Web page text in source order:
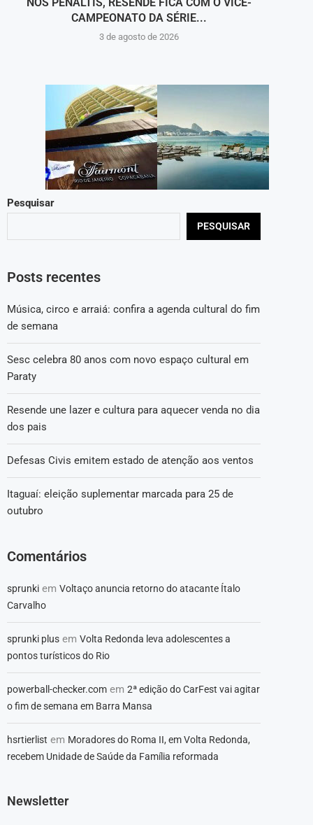
CAMPEONATO DA SÉRIE...
3 de agosto de 2026
Pesquisar
PESQUISAR
Posts recentes
Música, circo e arraiá: confira a agenda cultural do fim
de semana
Sesc celebra 80 anos com novo espaço cultural em
Paraty
Resende une lazer e cultura para aquecer venda no dia
dos pais
Defesas Civis emitem estado de atenção aos ventos
Itaguaí: eleição suplementar marcada para 25 de
outubro
Comentários
sprunki em Voltaço anuncia retorno do atacante Ítalo
Carvalho
sprunki plus em Volta Redonda leva adolescentes a
pontos turísticos do Rio
powerball-checker.com em 2ª edição do CarFest vai agitar
o fim de semana em Barra Mansa
hsrtierlist em Moradores do Roma II, em Volta Redonda,
recebem Unidade de Saúde da Família reformada
Newsletter